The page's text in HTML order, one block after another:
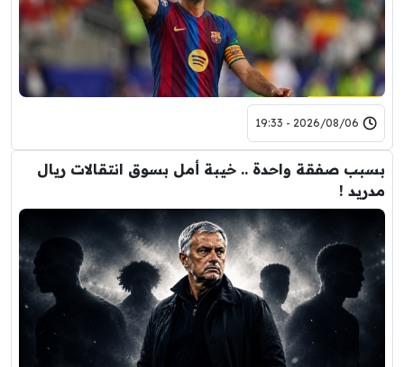
2026/08/06 - 19:33
بسبب صفقة واحدة .. خيبة أمل بسوق انتقالات ريال
مدريد !